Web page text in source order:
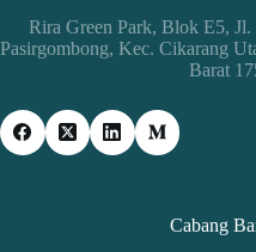
Rira Green Park, Blok E5, Jl.
Pasirgombong, Kec. Cikarang
Barat
Cabang